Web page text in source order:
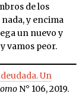
de los
y encima
un nuevo y
vamos peor.
Un
N° 106, 2019.